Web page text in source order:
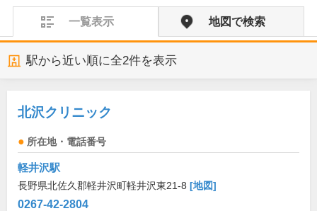
一覧表示 地図で検索
駅から近い順に全2件を表示
北沢クリニック
所在地・電話番号
軽井沢駅
長野県北佐久郡軽井沢町軽井沢東21-8 [地図]
0267-42-2804